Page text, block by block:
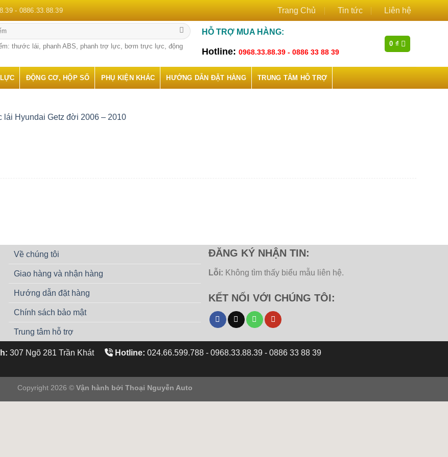
- 0886.33.88.39 Trang Chủ Tin tức Liên hệ
thước lái, phanh ABS, phanh trợ lực, bơm trực lực, động
HỖ TRỢ MUA HÀNG:
Hotline: 0968.33.88.39 - 0886 33 88 39
0 ₫
ĐỘNG CƠ, HỘP SỐ PHỤ KIỆN KHÁC HƯỚNG DẪN ĐẶT HÀNG TRUNG TÂM HỖ TRỢ
lái Hyundai Getz đời 2006 – 2010
Về chúng tôi
Giao hàng và nhận hàng
Hướng dẫn đặt hàng
Chính sách bảo mật
Trung tâm hỗ trợ
ĐĂNG KÝ NHẬN TIN:
Lỗi: Không tìm thấy biểu mẫu liên hệ.
KẾT NỐI VỚI CHÚNG TÔI:
307 Ngõ 281 Trần Khát
Hotline: 024.66.599.788 - 0968.33.88.39 - 0886 33 88 39
Copyright 2026 © Vận hành bởi Thoại Nguyễn Auto